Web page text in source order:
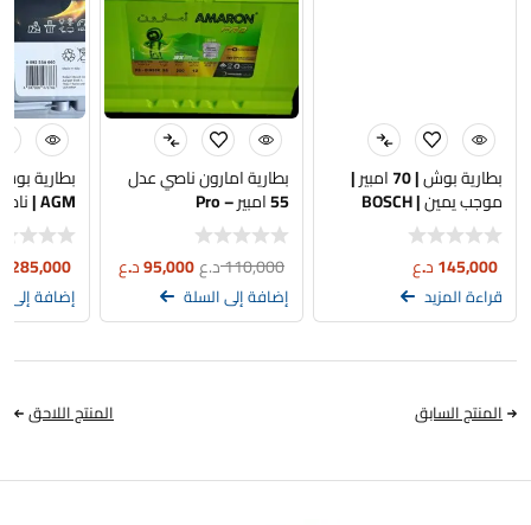
بطارية بوش | 70 امبير |
موجب يمين | BOSCH
145,000د.ع
قراءة المزيد
بطارية امارون ناصي عدل
55 امبير – Pro
110,000د.ع95,000د.ع
إضافة إلى السلة
AGM | ناصي عكس | اصلي
285,000
إضافة إلى
المنتج السابق المنتج اللاحق